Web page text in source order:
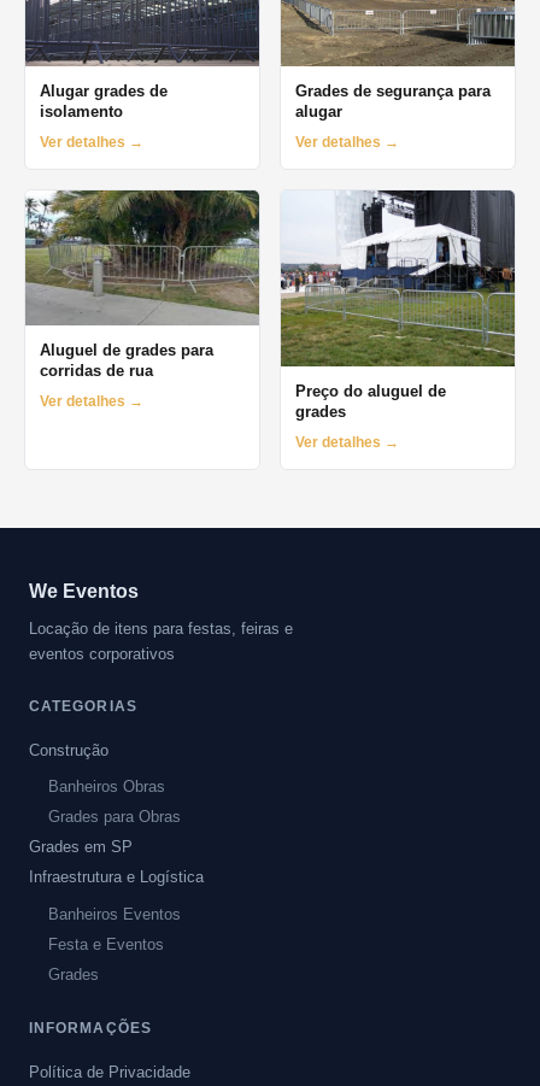
Alugar grades de
isolamento
Ver detalhes →
Grades de segurança para
alugar
Ver detalhes →
Aluguel de grades para
corridas de rua
Ver detalhes →
Preço do aluguel de
grades
Ver detalhes →
We Eventos
Locação de itens para festas, feiras e
eventos corporativos
CATEGORIAS
Construção
Banheiros Obras
Grades para Obras
Grades em SP
Infraestrutura e Logística
Banheiros Eventos
Festa e Eventos
Grades
INFORMAÇÕES
Política de Privacidade